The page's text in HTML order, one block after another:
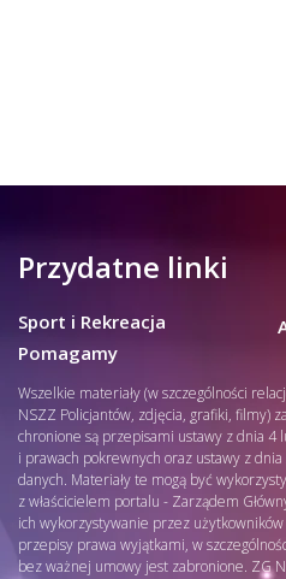
Przydatne linki
Sport i Rekreacja
Pomagamy
Wszelkie materiały (w szczególności
NSZZ Policjantów, zdjęcia, grafiki, filmy)
chronione są przepisami ustawy z dnia
i prawach pokrewnych oraz ustawy z
danych. Materiały te mogą być
z właścicielem portalu - Zarządem
ich wykorzystywanie przez
przepisy prawa wyjątkami, w
bez ważnej umowy jest zabronione. ZG